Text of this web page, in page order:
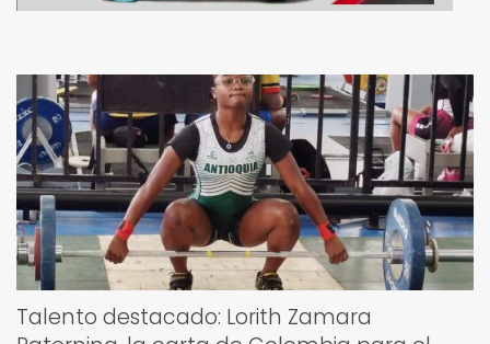
Talento destacado: Lorith Zamara